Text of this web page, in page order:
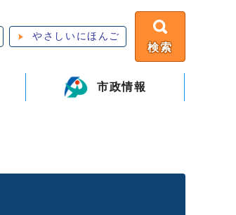
やさしいにほんご
検索
市政情報